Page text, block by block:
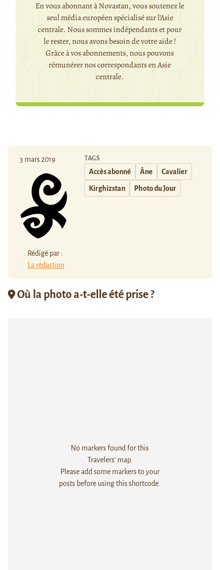
En vous abonnant à Novastan, vous soutenez le
seul média européen spécialisé sur l'Asie
centrale. Nous sommes indépendants et pour
le rester, nous avons besoin de votre aide !
Grâce à vos abonnements, nous pouvons
rémunérer nos correspondants en Asie
centrale.
3 mars 2019
Rédigé par :
La rédaction
TAGS
Accès abonné Âne Cavalier
Kirghizstan Photo du Jour
Où la photo a-t-elle été prise ?
No markers found for this
Travelers' map.
Please add some markers to your
posts before using this shortcode.